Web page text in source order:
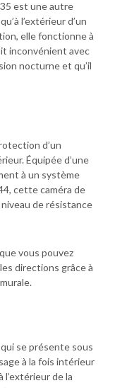
est une autre
l’extérieur d’un
elle fonctionne à
inconvénient avec
nocturne et qu’il
d’un
Équipée d’une
à un système
cette caméra de
de résistance
vous pouvez
directions grâce à
qui se présente sous
à la fois intérieur
l’extérieur de la